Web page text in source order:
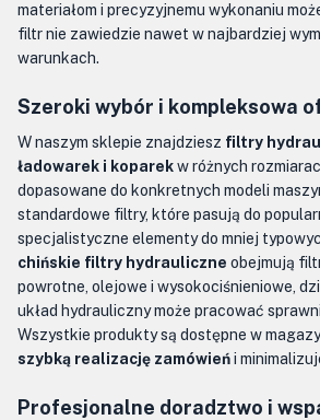
materiałom i precyzyjnemu wykonaniu
filtr nie zawiedzie nawet w najbardziej
warunkach.
Szeroki wybór i kompleksowa
W naszym sklepie znajdziesz filtry
ładowarek i koparekw różnych
dopasowane do konkretnych modeli
standardowe filtry, które pasują do
specjalistyczne elementy do mniej
chińskie filtry hydrauliczne obejmują
powrotne, olejowe i wysokociśnieniowe,
układ hydrauliczny może pracować
Wszystkie produkty są dostępne w
szybką realizację zamówieńi
Profesjonalne doradztwo i